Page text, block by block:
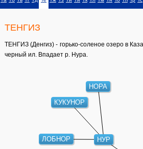
ТЕНГИЗ
ТЕНГИЗ (Денгиз) - горько-соленое озеро в
черный ил. Впадает р. Нура.
НУР
КУКУНОР
ЛОБНОР
НОРА